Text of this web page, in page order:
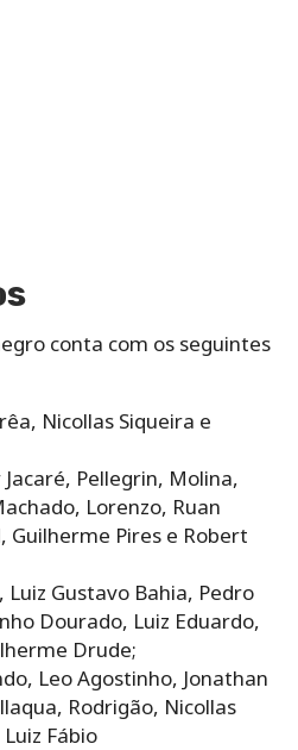
conta com os seguintes
Nicollas Siqueira e
Pellegrin, Molina,
Lorenzo, Ruan
Guilherme Pires e Robert
Luiz Gustavo Bahia, Pedro
Dourado, Luiz Eduardo,
Drude;
Leo Agostinho, Jonathan
Rodrigão, Nicollas
Fábio